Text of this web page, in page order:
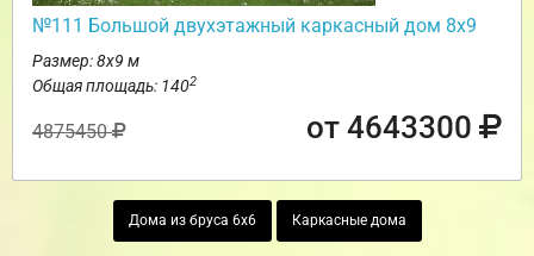
№111 Большой двухэтажный каркасный дом 8х9
Размер: 8х9 м
Общая площадь: 1402
4875450 от 4643300
Дома из бруса 6х6 Каркасные дома